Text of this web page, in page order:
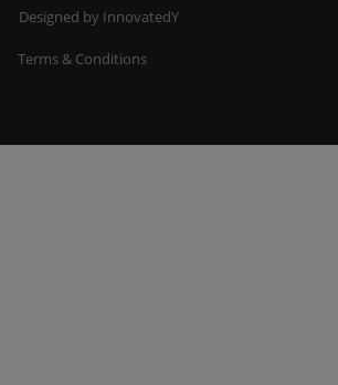
Designed by InnovatedY
Terms & Conditions